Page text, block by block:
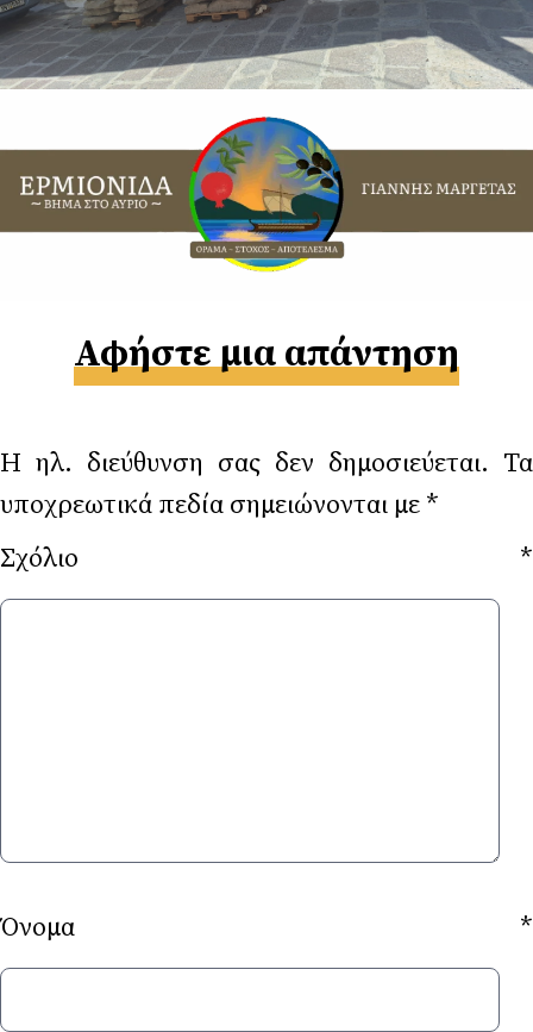
Αφήστε μια απάντηση
Η ηλ. διεύθυνση σας δεν δημοσιεύεται. Τα
υποχρεωτικά πεδία σημειώνονται με *
Σχόλιο *
Όνομα *